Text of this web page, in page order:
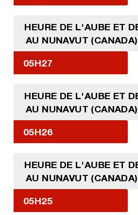
HEURE DE L'AUBE ET
AU NUNAVUT
05H27
HEURE DE L'AUBE ET
AU NUNAVUT
05H26
HEURE DE L'AUBE ET
AU NUNAVUT
05H25